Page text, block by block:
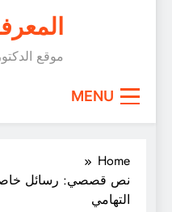
موقع
MENU
Home
نص قصصي: رسائل خاصة
التهامي